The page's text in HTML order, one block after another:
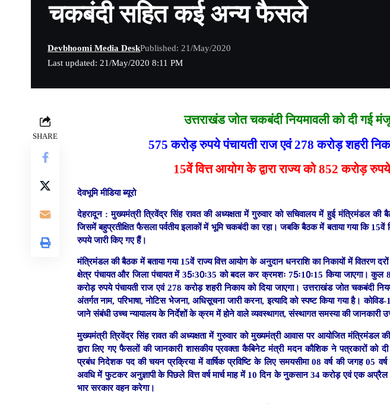
चकबंदी सहित कई अन्य फैसले
Last updated: 21/May/2020 8:11 PM
Devbhoomi Media DeskPublished: 21/May/2020
SHARE
उत्तराखंड जोत चकबंदी नियमावली को दी गई
575 करोड़ रुपये पंचायती राज एवं 278 करोड़ शहरी
15वें वित्त आयोग के द्वारा राज्य को 852 करोड़
देवभूमि मीडिया ब्यूरो
देहरादून : मुख्यमंत्री त्रिवेंद्र सिंह रावत की अध्यक्षता में गुरुवार को सचिवालय में हुई मंत्रिमंडल की
जिसमें बहुप्रतीक्षित फैसला पर्वतीय इलाकों में भूमि चकबंदी का रहा। जबकि बैठक में बताया गया कि 15वें
रुपये जारी किए गए हैं।
मंत्रिमंडल की बैठक में बताया गया 15वें राज्य वित्त आयोग के अनुदान धनराशि का निकायों में वितरण दरों
क्षेत्र पंचायत और जिला पंचायत में 35ः30ः35 को बदल कर क्रमशः 75ः10ः15 किया जाएगा।
करोड़ रुपये पंचायती राज एवं 278 करोड़ शहरी निकाय को दिया जाएगा। उत्तराखंड जोत चकबंदी
अंतर्गत नाम, परिभाषा, नोटिस भेजना, अधिसूचना जारी करना, इत्यादि को स्पष्ट किया गया है।
जाने संबंधी उच्च न्यायालय के निर्देशों के क्रम में होने वाले व्यवस्थागत, संस्थागत समस्या की जानकारी
मुख्यमंत्री त्रिवेंद्र सिंह रावत की अध्यक्षता में गुरुवार को मुख्यमंत्री आवास पर आयोजित
द्वारा लिए गए फैसलों की जानकारी शासकीय प्रवक्ता कैबिनेट मंत्री मदन कौशिक ने पत्रकारों को
प्रबंध निदेशक पद की चयन प्रक्रिया में वार्षिक प्रविष्टि के लिए समयसीमा 08 वर्ष की जगह 05
अवधि में फुटकर अनुज्ञापी के पिछले वित्त वर्ष मार्च माह में 10 दिन के नुकसान 34 करोड़ एवं एक
भार सरकार वहन करेगा।